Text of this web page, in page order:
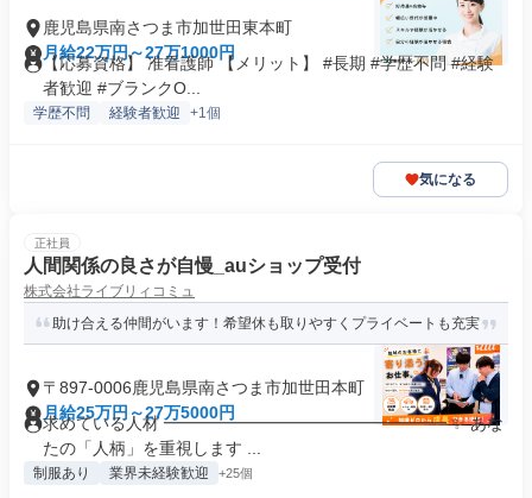
鹿児島県南さつま市加世田東本町
月給22万円～27万1000円
【応募資格】 准看護師 【メリット】 #長期 #学歴不問 #経験
者歓迎 #ブランクO...
学歴不問 経験者歓迎 +1個
気になる
正社員
人間関係の良さが自慢_auショップ受付
株式会社ライブリィコミュ
助け合える仲間がいます！希望休も取りやすくプライベートも充実
〒897-0006鹿児島県南さつま市加世田本町
月給25万円～27万5000円
求めている人材 ━━━━━━━━━━━━━━━━━ ✨ あな
たの「人柄」を重視します ...
制服あり 業界未経験歓迎 +25個